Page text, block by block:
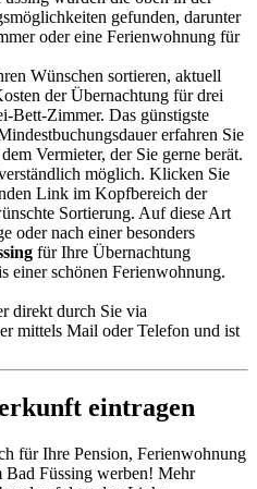
gefunden, darunter
oder eine Ferienwohnung für
Wünschen sortieren, aktuell
der Übernachtung für drei
Bett-Zimmer. Das günstigste
erfahren Sie
Vermieter, der Sie gerne berät.
möglich. Klicken Sie
Link im Kopfbereich der
Sortierung. Auf diese Art
oder nach einer besonders
für Ihre Übernachtung
einer schönen Ferienwohnung.
direkt durch Sie via
mittels Mail oder Telefon und ist
eintragen
für Ihre Pension, Ferienwohnung
Füssing werben! Mehr